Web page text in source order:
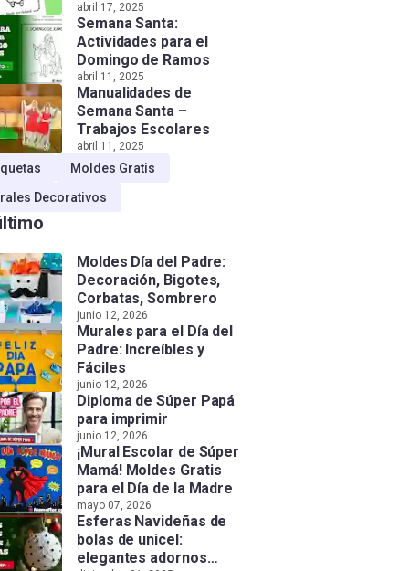
abril 17, 2025
Semana Santa:
Actividades para el
Domingo de Ramos
abril 11, 2025
Manualidades de
Semana Santa –
Trabajos Escolares
abril 11, 2025
Moldes Gratis
Decorativos
Moldes Día del Padre:
Decoración, Bigotes,
Corbatas, Sombrero
junio 12, 2026
Murales para el Día del
Padre: Increíbles y
Fáciles
junio 12, 2026
Diploma de Súper Papá
para imprimir
junio 12, 2026
¡Mural Escolar de Súper
Mamá! Moldes Gratis
para el Día de la Madre
mayo 07, 2026
Esferas Navideñas de
bolas de unicel:
elegantes adornos